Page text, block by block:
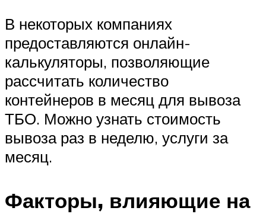
В некоторых компаниях
предоставляются онлайн-
калькуляторы, позволяющие
рассчитать количество
контейнеров в месяц для вывоза
ТБО. Можно узнать стоимость
вывоза раз в неделю, услуги за
месяц.
Факторы, влияющие на